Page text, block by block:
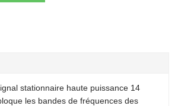
stationnaire haute puissance 14
les bandes de fréquences des